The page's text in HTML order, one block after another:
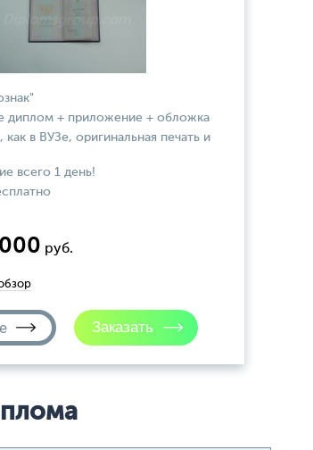
диплом + приложение + обложка
как в ВУЗе, оригинальная печать и
всего 1 день!
руб.